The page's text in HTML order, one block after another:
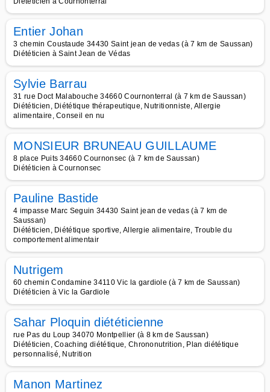
Entier Johan
3 chemin Coustaude 34430 Saint jean de vedas (à 7 km de Saussan)
Diététicien à Saint Jean de Védas
Sylvie Barrau
31 rue Doct Malabouche 34660 Cournonterral (à 7 km de Saussan)
Diététicien, Diététique thérapeutique, Nutritionniste, Allergie
alimentaire, Conseil en nu
MONSIEUR BRUNEAU GUILLAUME
8 place Puits 34660 Cournonsec (à 7 km de Saussan)
Diététicien à Cournonsec
Pauline Bastide
4 impasse Marc Seguin 34430 Saint jean de vedas (à 7 km de
Saussan)
Diététicien, Diététique sportive, Allergie alimentaire, Trouble du
comportement alimentair
Nutrigem
60 chemin Condamine 34110 Vic la gardiole (à 7 km de Saussan)
Diététicien à Vic la Gardiole
Sahar Ploquin diététicienne
rue Pas du Loup 34070 Montpellier (à 8 km de Saussan)
Diététicien, Coaching diététique, Chrononutrition, Plan diététique
personnalisé, Nutrition
Manon Martinez